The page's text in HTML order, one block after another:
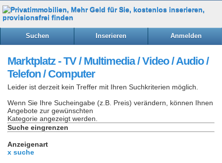
Suchen Inserieren Anmelden
Marktplatz - TV / Multimedia / Video / Audio /
Telefon / Computer
Leider ist derzeit kein Treffer mit Ihren Suchkriterien möglich.
Wenn Sie Ihre Sucheingabe (z.B. Preis) verändern, können Ihnen
Angebote zur gewünschten
Kategorie angezeigt werden.
Suche eingrenzen
Anzeigenart
x suche